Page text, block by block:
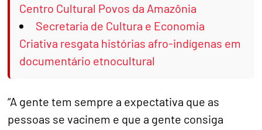
Centro Cultural Povos da Amazônia
Secretaria de Cultura e Economia
Criativa resgata histórias afro-indígenas em
documentário etnocultural
“A gente tem sempre a expectativa que as
pessoas se vacinem e que a gente consiga